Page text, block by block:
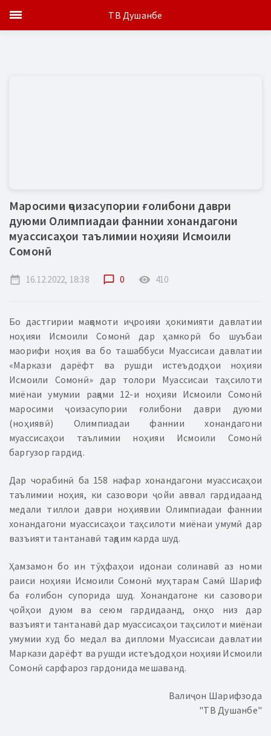
Маросими ҷоизасупории ғолибони даври
дуюми Олимпиадаи фаннии хонандагони
муассисаҳои таълимии ноҳияи Исмоили
Сомонӣ
date_range 16.12.2022, 18:38 chat_bubble_outline 0 remove_red_eye 410
Бо дастгирии мақомоти иҷроияи ҳокимияти давлатии
ноҳияи Исмоили Сомонӣ дар ҳамкорӣ бо шуъбаи
маорифи ноҳия ва бо ташаббуси Муассисаи давлатии
«Маркази дарёфт ва рушди истеъдодҳои ноҳияи
Исмоили Сомонӣ» дар толори Муассисаи таҳсилоти
миёнаи умумии рақами 12-и ноҳияи Исмоили Сомонӣ
маросими ҷоизасупории ғолибони даври дуюми
(ноҳиявӣ) Олимпиадаи фаннии хонандагони
муассисаҳои таълимии ноҳияи Исмоили Сомонӣ
баргузор гардид.
Дар чорабинӣ ба 158 нафар хонандагони муассисаҳои
таълимии ноҳия, ки сазовори ҷойи аввал гардидаанд
медали тиллои даври ноҳиявии Олимпиадаи фаннии
хонандагони муассисаҳои таҳсилоти миёнаи умумӣ дар
вазъияти тантанавӣ тақдим карда шуд.
Ҳамзамон бо ин тӯҳфаҳои идонаи солинавӣ аз номи
раиси ноҳияи Исмоили Сомонӣ муҳтарам Самӣ Шариф
ба ғолибон супорида шуд. Хонандагоне ки сазовори
ҷойҳои дуюм ва сеюм гардидаанд, онҳо низ дар
вазъияти тантанавӣ дар муассисаҳои таҳсилоти миёнаи
умумии худ бо медал ва дипломи Муассисаи давлатии
Маркази дарёфт ва рушди истеъдодҳои ноҳияи Исмоили
Сомонӣ сарфароз гардонида мешаванд.
Валиҷон Шарифзода
"ТВ Душанбе"
ТВ Душанбе